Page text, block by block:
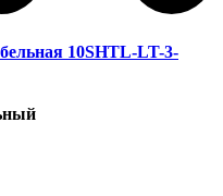
10SHTL-LT-3-